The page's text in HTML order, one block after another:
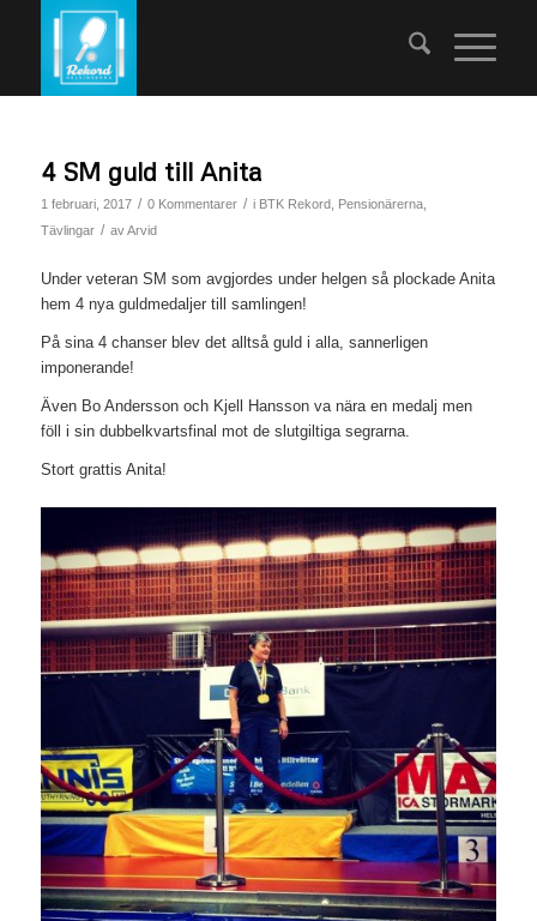
4 SM guld till Anita
1 februari, 2017 / 0 Kommentarer / i BTK Rekord, Pensionärerna,
Tävlingar / avArvid
Under veteran SM som avgjordes under helgen så plockade Anita
hem 4 nya guldmedaljer till samlingen!
På sina 4 chanser blev det alltså guld i alla, sannerligen
imponerande!
Även Bo Andersson och Kjell Hansson va nära en medalj men
föll i sin dubbelkvartsfinal mot de slutgiltiga segrarna.
Stort grattis Anita!